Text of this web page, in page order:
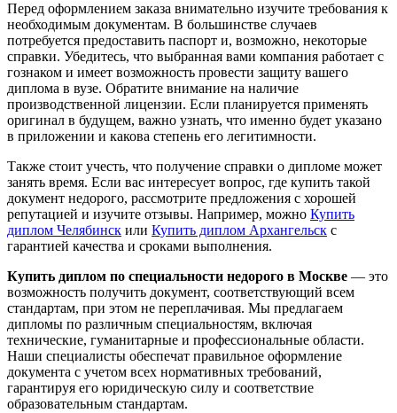
Перед оформлением заказа внимательно изучите требования к
необходимым документам. В большинстве случаев
потребуется предоставить паспорт и, возможно, некоторые
справки. Убедитесь, что выбранная вами компания работает с
гознаком и имеет возможность провести защиту вашего
диплома в вузе. Обратите внимание на наличие
производственной лицензии. Если планируется применять
оригинал в будущем, важно узнать, что именно будет указано
в приложении и какова степень его легитимности.
Также стоит учесть, что получение справки о дипломе может
занять время. Если вас интересует вопрос, где купить такой
документ недорого, рассмотрите предложения с хорошей
репутацией и изучите отзывы. Например, можно Купить
диплом Челябинск или Купить диплом Архангельск с
гарантией качества и сроками выполнения.
Купить диплом по специальности недорого в Москве — это
возможность получить документ, соответствующий всем
стандартам, при этом не переплачивая. Мы предлагаем
дипломы по различным специальностям, включая
технические, гуманитарные и профессиональные области.
Наши специалисты обеспечат правильное оформление
документа с учетом всех нормативных требований,
гарантируя его юридическую силу и соответствие
образовательным стандартам.